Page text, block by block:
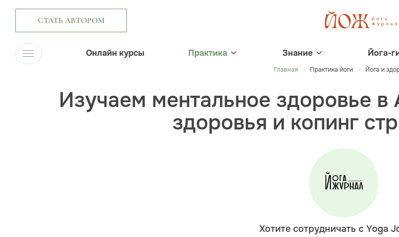
СТАТЬ АВТОРОМ
Онлайн курсы Практика Знание Йога-
Главная Практика йоги Йога и
Изучаем ментальное здоровье
здоровья и копинг
Хотите сотрудничать с Yoga